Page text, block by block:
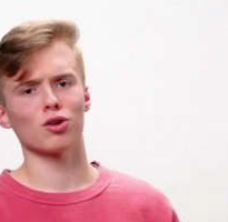
zur Oper
Tell‹
Singen
Standard
mit Iggi Kelly